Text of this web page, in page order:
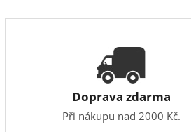
Doprava zdarma
Při nákupu nad 2000 Kč.